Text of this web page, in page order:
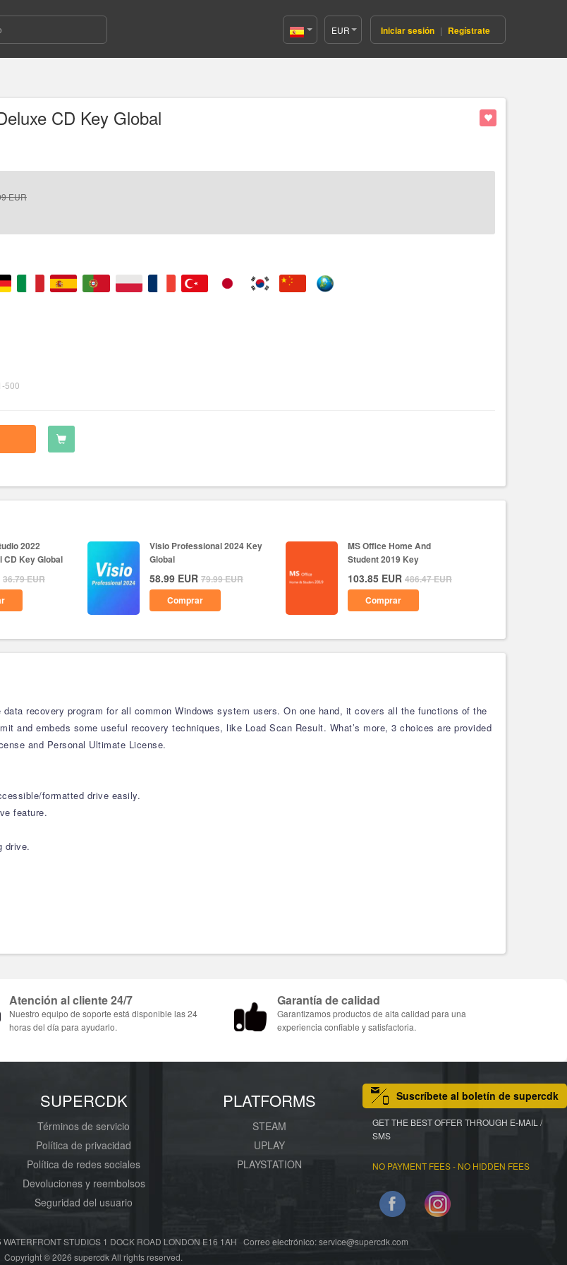
Spain(Español)
EUR Iniciar sesión | Regístrate
CD Key Global
EUR
500
2022
CD Key Global
36.79EUR
Visio Professional 2024 Key
Global
58.99 EUR 79.99EUR
Comprar
MS Office Home And
Student 2019 Key
103.85 EUR 486.47EUR
Comprar
recovery program for all common Windows system users. On one hand, it covers all the functions of the
and embeds some useful recovery techniques, like Load Scan Result. What’s more, 3 choices are provided
and Personal Ultimate License.
formatted drive easily.
feature.
drive.
Atención al cliente 24/7
Nuestro equipo de soporte está disponible las 24
horas del día para ayudarlo.
Garantía de calidad
Garantizamos productos de alta calidad para una
experiencia confiable y satisfactoria.
SUPERCDK
Términos de servicio
Política de privacidad
Política de redes sociales
Devoluciones y reembolsos
Seguridad del usuario
PLATFORMS
STEAM
UPLAY
PLAYSTATION
Suscríbete al boletín de supercdk
GET THE BEST OFFER THROUGH E-MAIL /
SMS
NO PAYMENT FEES - NO HIDDEN FEES
STUDIOS 1 DOCK ROAD LONDON E16 1AH Correo electrónico: service@supercdk.com
Copyright © 2026 supercdk All rights reserved.